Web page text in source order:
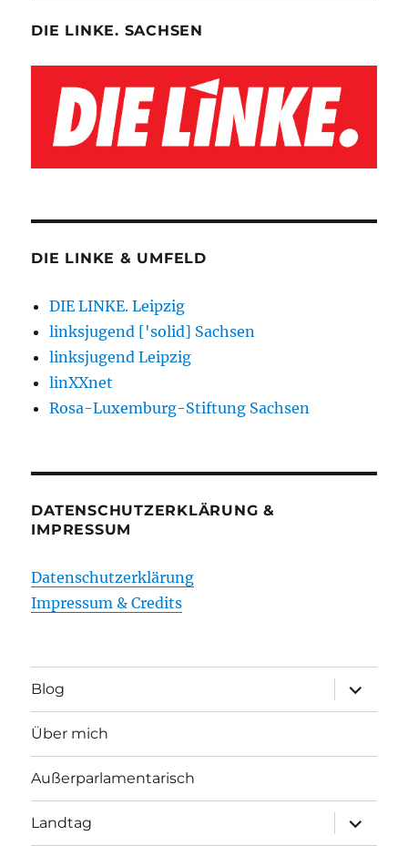
DIE LINKE. SACHSEN
DIE LINKE & UMFELD
DIE LINKE. Leipzig
linksjugend ['solid] Sachsen
linksjugend Leipzig
linXXnet
Rosa-Luxemburg-Stiftung Sachsen
DATENSCHUTZERKLÄRUNG &
IMPRESSUM
Datenschutzerklärung
Impressum & Credits
Blog
öffnen
Über mich
Außerparlamentarisch
Landtag
öffnen